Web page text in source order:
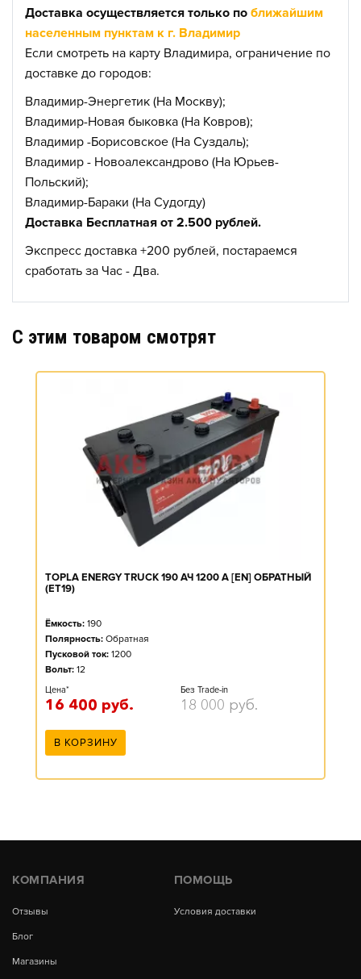
Доставка осуществляется только по ближайшим
населенным пунктам к г. Владимир
Если смотреть на карту Владимира, ограничение по
доставке до городов:
Владимир-Энергетик (На Москву);
Владимир-Новая быковка (На Ковров);
Владимир -Борисовское (На Суздаль);
Владимир - Новоалександрово (На Юрьев-
Польский);
Владимир-Бараки (На Судогду)
Доставка Бесплатная от 2.500 рублей.
Экспресс доставка +200 рублей, постараемся
сработать за Час - Два.
C этим товаром смотрят
TOPLA ENERGY TRUCK 190 АЧ 1200 А [EN] ОБРАТНЫЙ
(ET19)
Ёмкость: 190
Полярность: Обратная
Пусковой ток: 1200
Вольт: 12
Цена*
16 400 руб.
Без Trade-in
18 000 руб.
В КОРЗИНУ
КОМПАНИЯ
Отзывы
Блог
Магазины
ПОМОЩЬ
Условия доставки